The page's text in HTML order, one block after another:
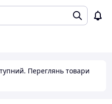
Переглянь товари